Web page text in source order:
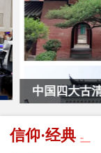
丁俊：以中
兰教，走好
信仰·经典